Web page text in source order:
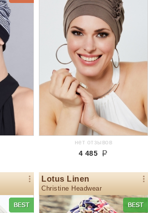
нет отзывов
4 485
Lotus Linen
Christine Headwear